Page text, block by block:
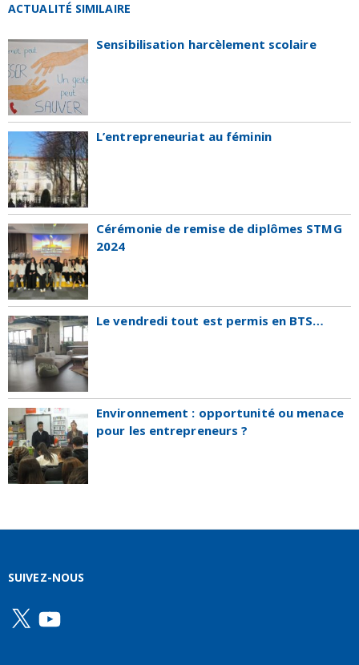
ACTUALITÉ SIMILAIRE
Sensibilisation harcèlement scolaire
L’entrepreneuriat au féminin
Cérémonie de remise de diplômes STMG
2024
Le vendredi tout est permis en BTS…
Environnement : opportunité ou menace
pour les entrepreneurs ?
SUIVEZ-NOUS
X YouTube